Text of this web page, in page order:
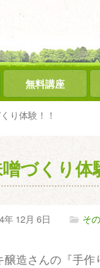
無料講座
り体験！！
づくり体
年 12月 6日 そ
醸造さんの『手作